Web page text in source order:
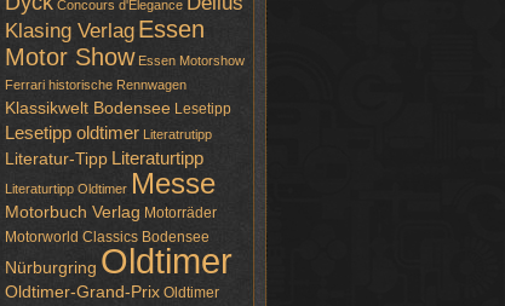
Concours d'Elegance
Klasing Verlag Essen
Motor Show Essen Motorshow
Ferrari historische Rennwagen
Klassikwelt Bodensee Lesetipp
Lesetipp oldtimer Literatrutipp
Literatur-Tipp Literaturtipp
Literaturtipp Oldtimer Messe
Motorbuch Verlag Motorräder
Motorworld Classics Bodensee
Nürburgring Oldtimer
Oldtimer-Grand-Prix Oldtimer